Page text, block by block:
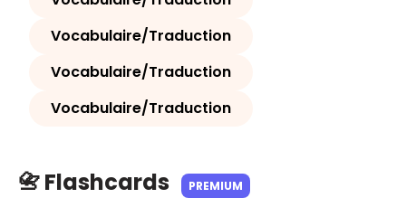
Vocabulaire/Traduction
Vocabulaire/Traduction
Vocabulaire/Traduction
📇 Flashcards PREMIUM